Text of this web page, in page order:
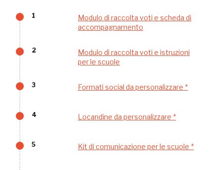
1
Modulo di raccolta voti e scheda di
accompagnamento
2
Modulo di raccolta voti e istruzioni
per le scuole
3 Formati social da personalizzare *
4 Locandine da personalizzare *
5 Kit di comunicazione per le scuole *
Gallerie
Tutto questo non